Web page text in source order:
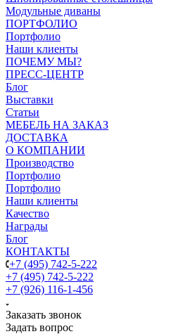
Модульные диваны
ПОРТФОЛИО
Портфолио
Наши клиенты
ПОЧЕМУ МЫ?
ПРЕСС-ЦЕНТР
Блог
Выставки
Статьи
МЕБЕЛЬ НА ЗАКАЗ
ДОСТАВКА
О КОМПАНИИ
Производство
Портфолио
Портфолио
Наши клиенты
Качество
Награды
Блог
КОНТАКТЫ
+7 (495) 742-5-222
+7 (495) 742-5-222
+7 (926) 116-1-456
Заказать звонок
Задать вопрос